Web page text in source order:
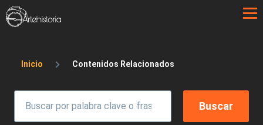
Pasar al contenido principal
Sobrescribir enlaces de ayuda a la
Inicio Contenidos Relacionados